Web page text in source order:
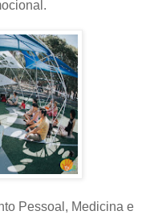
Pessoal, Medicina e